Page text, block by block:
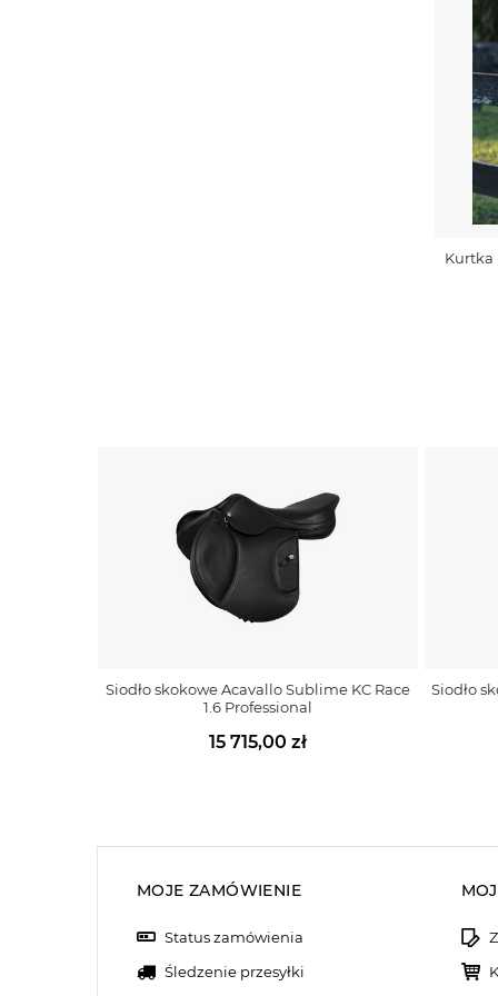
Kurtka
Siodło skokowe Acavallo Sublime KC Race
1.6 Professional
15 715,00 zł
Siodło
MOJE ZAMÓWIENIE
Status zamówienia
Śledzenie przesyłki